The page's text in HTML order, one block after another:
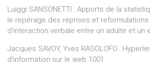
Luiggi SANSONETTI : Apports de la
le repérage des reprises et
d'interaction verbale entre un adulte et un
Jacques SAVOY, Yves RASOLOFO :
d'information sur le web 1001